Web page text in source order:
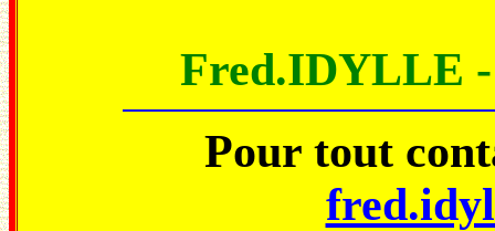
Fred.IDYLLE
Pour tout